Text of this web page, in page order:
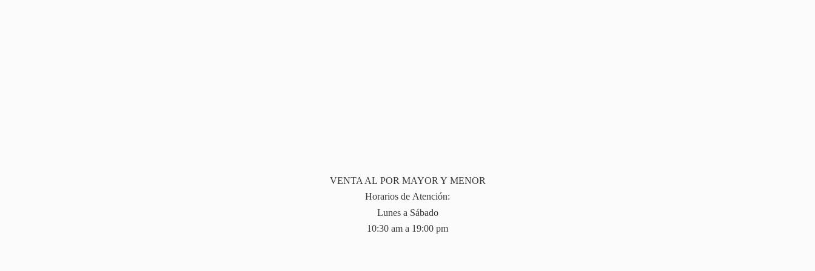
VENTA AL POR MAYOR Y MENOR
Horarios de Atención:
Lunes a Sábado
10:30 am a 19:00 pm